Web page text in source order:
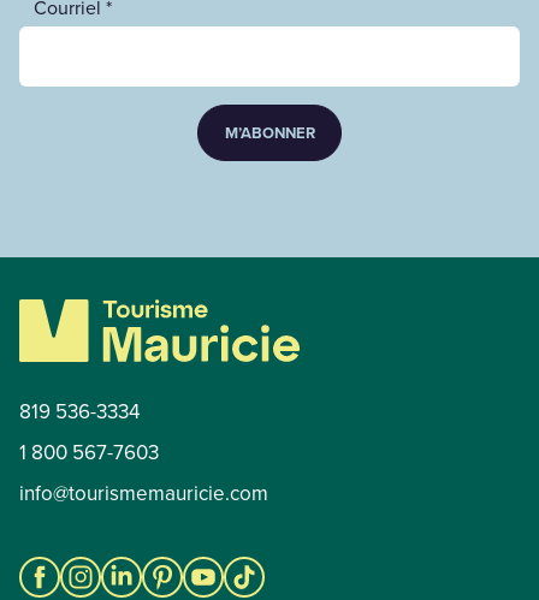
Courriel *
M’ABONNER
819 536-3334
1 800 567-7603
info@tourismemauricie.com